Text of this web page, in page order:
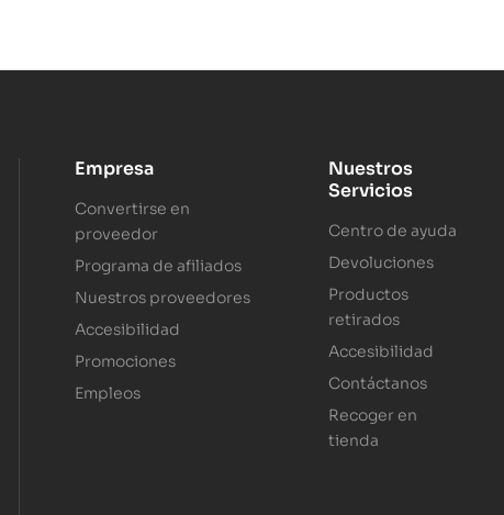
Empresa
Convertirse en
proveedor
Programa de afiliados
Nuestros proveedores
Accesibilidad
Promociones
Empleos
Nuestros
Servicios
Centro de ayuda
Devoluciones
Productos
retirados
Accesibilidad
Contáctanos
Recoger en
tienda